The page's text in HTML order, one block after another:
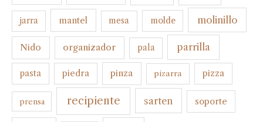
jarra mantel mesa molde molinillo
Nido organizador pala parrilla
pasta piedra pinza pizarra pizza
prensa recipiente sarten soporte